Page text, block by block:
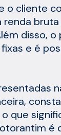
o cliente
bruta
disso, o
e é
que
é